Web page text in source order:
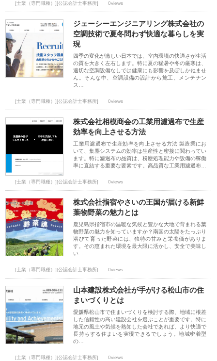
[士業（専門職種）][公認会計士事務所] 0views
ジェーシーエンジニアリング株式会社の
空調技術で夏冬問わず快適な暮らしを実
現
四季の変化が激しい日本では、室内環境の快適さが生活
の質を大きく左右します。特に夏の猛暑や冬の厳寒は、
適切な空調設備なしでは健康にも影響を及ぼしかねませ
ん。そんな中、空調設備の設計から施工、メンテナン
ス…
[士業（専門職種）][公認会計士事務所] 0views
株式会社相模商会の工業用濾過布で生産
効率を向上させる方法
工業用濾過布で生産効率を向上させる方法 製造業にお
いて、集塵システムの効率は生産性と密接に関わってい
ます。特に濾過布の品質は、粉塵処理能力や設備の稼働
率に直結する重要な要素です。高品質な工業用濾過布…
[士業（専門職種）][公認会計士事務所] 0views
株式会社指宿やさいの王国が届ける新鮮
葉物野菜の魅力とは
鹿児島県指宿市の温暖な気候と豊かな大地で育まれる葉
物野菜の魅力を知っていますか？南国の太陽をたっぷり
浴びて育った野菜には、独特の甘みと栄養価がありま
す。その恵まれた環境を最大限に活かし、安全で美味し
い…
[士業（専門職種）][公認会計士事務所] 0views
山本建設株式会社が手がける松山市の住
まいづくりとは
愛媛県松山市で住まいづくりを検討する際、地域に根差
した信頼性の高い建設会社を選ぶことが重要です。特に
地元の風土や気候を熟知した会社であれば、より快適で
長持ちする住まいを実現できるでしょう。地域密着型
の…
[士業（専門職種）][公認会計士事務所] 0views